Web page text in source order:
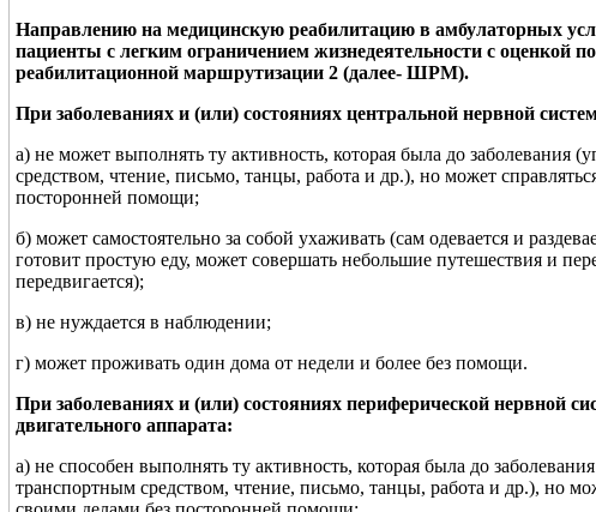
Направлению на медицинскую реабилитацию в амбулаторных
пациенты с легким ограничением жизнедеятельности с оценкой
реабилитационной маршрутизации 2 (далее- ШРМ).
При заболеваниях и (или) состояниях центральной нервной
а) не может выполнять ту активность, которая была до заболевания
средством, чтение, письмо, танцы, работа и др.), но может
посторонней помощи;
б) может самостоятельно за собой ухаживать (сам одевается и
готовит простую еду, может совершать небольшие путешествия и
передвигается);
в) не нуждается в наблюдении;
г) может проживать один дома от недели и более без помощи.
При заболеваниях и (или) состояниях периферической нервной
двигательного аппарата:
а) не способен выполнять ту активность, которая была до
транспортным средством, чтение, письмо, танцы, работа и др.), но